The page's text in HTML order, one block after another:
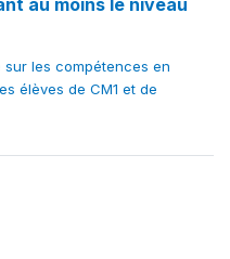
au moins le niveau
sur les compétences en
élèves de CM1 et de